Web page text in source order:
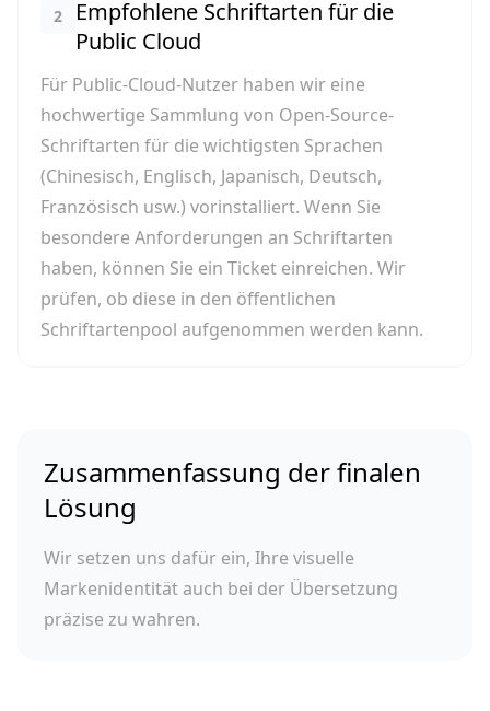
2
Empfohlene Schriftarten für die
Public Cloud
Für Public-Cloud-Nutzer haben wir eine
hochwertige Sammlung von Open-Source-
Schriftarten für die wichtigsten Sprachen
(Chinesisch, Englisch, Japanisch, Deutsch,
Französisch usw.) vorinstalliert. Wenn Sie
besondere Anforderungen an Schriftarten
haben, können Sie ein Ticket einreichen. Wir
prüfen, ob diese in den öffentlichen
Schriftartenpool aufgenommen werden kann.
Zusammenfassung der finalen
Lösung
Wir setzen uns dafür ein, Ihre visuelle
Markenidentität auch bei der Übersetzung
präzise zu wahren.